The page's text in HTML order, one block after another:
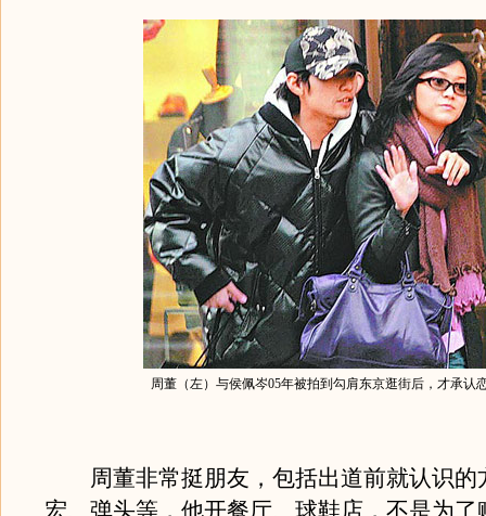
周董（左）与侯佩岑05年被拍到勾肩东京逛街后，才承认
周董非常挺朋友，包括出道前就认识的
宏、弹头等，他开餐厅、球鞋店，不是为了